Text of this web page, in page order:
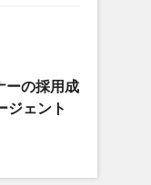
ーの採用成
ジェント